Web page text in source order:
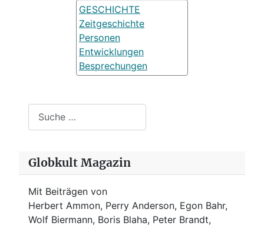
GESCHICHTE
Zeitgeschichte
Personen
Entwicklungen
Besprechungen
Globkult Magazin
Mit Beiträgen von
Herbert Ammon, Perry Anderson, Egon Bahr,
Wolf Biermann, Boris Blaha, Peter Brandt,